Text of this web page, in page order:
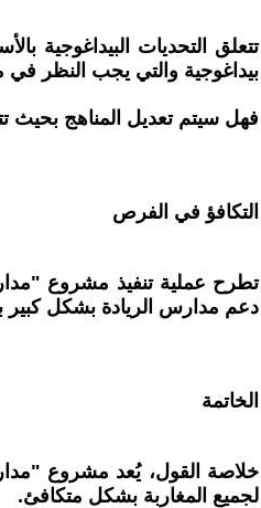
تتعلق التحديات البيداغوجية
بيداغوجية والتي يجب النظر في
فهل سيتم تعديل المناهج بحيث
التكافؤ في الفرص
تطرح عملية تنفيذ مشروع
دعم مدارس الريادة بشكل كبير
الخاتمة
خلاصة القول، يُعد مشروع
لجميع المغاربة بشكل متكافئ.